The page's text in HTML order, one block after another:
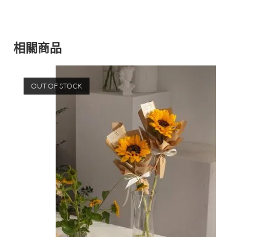
相關商品
OUT OF STOCK